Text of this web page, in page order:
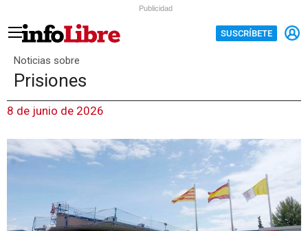
Publicidad
SUSCRÍBETE
Noticias sobre
Prisiones
8 de junio de 2026